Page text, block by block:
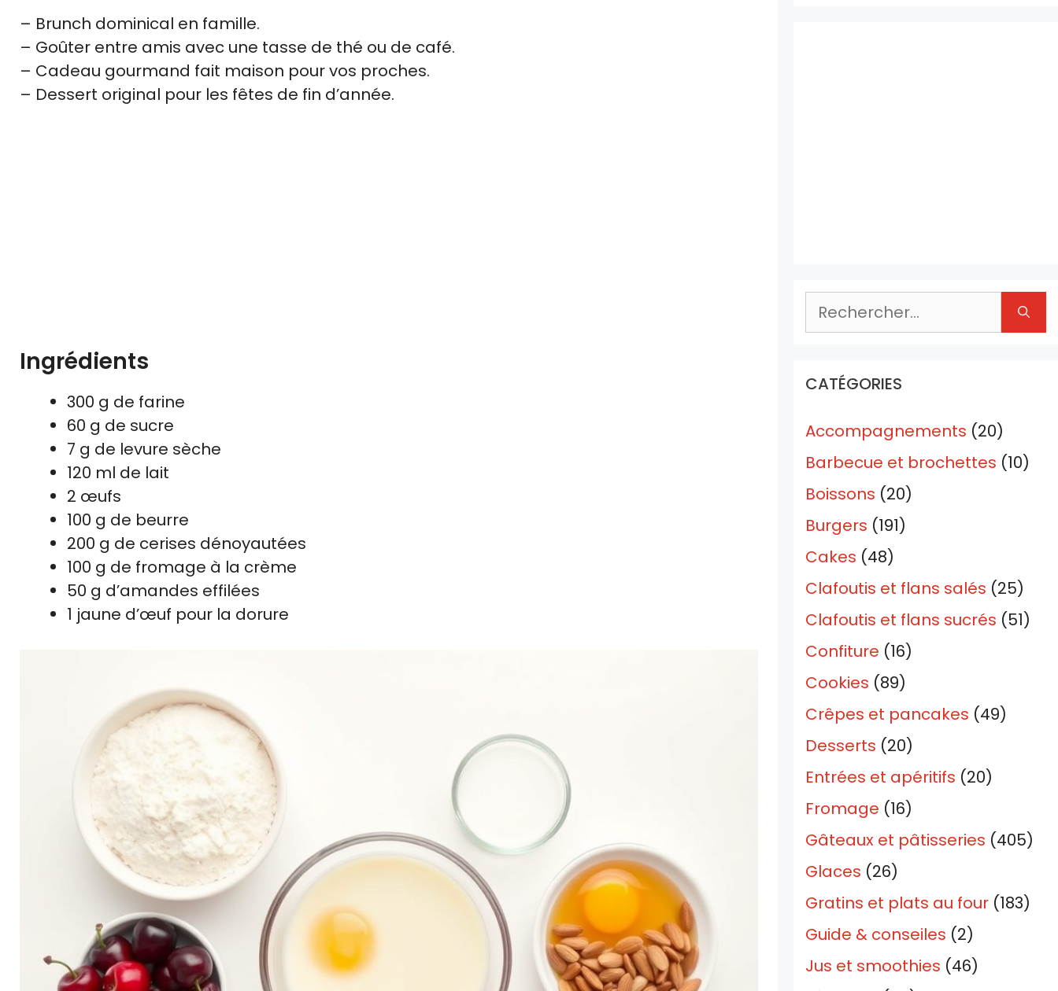
– Brunch dominical en famille.
– Goûter entre amis avec une tasse de thé ou de café.
– Cadeau gourmand fait maison pour vos proches.
– Dessert original pour les fêtes de fin d’année.
Ingrédients
300 g de farine
60 g de sucre
7 g de levure sèche
120 ml de lait
2 œufs
100 g de beurre
200 g de cerises dénoyautées
100 g de fromage à la crème
50 g d’amandes effilées
1 jaune d’œuf pour la dorure
Rechercher :
CATÉGORIES
Accompagnements (20)
Barbecue et brochettes (10)
Boissons (20)
Burgers (191)
Cakes (48)
Clafoutis et flans salés (25)
Clafoutis et flans sucrés (51)
Confiture (16)
Cookies (89)
Crêpes et pancakes (49)
Desserts (20)
Entrées et apéritifs (20)
Fromage (16)
Gâteaux et pâtisseries (405)
Glaces (26)
Gratins et plats au four (183)
Guide & conseiles (2)
Jus et smoothies (46)